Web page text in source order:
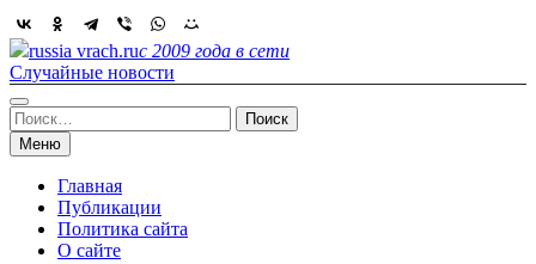
Skip
to
content
russia vrach.ruс 2009 года в сети
Случайные новости
Найти:
Меню
Главная
Публикации
Политика сайта
О сайте